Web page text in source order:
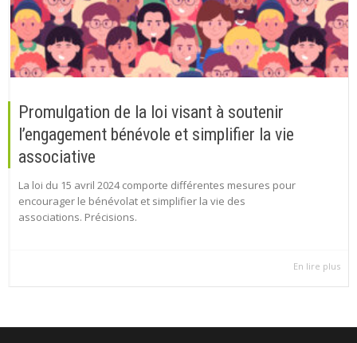
Promulgation de la loi visant à soutenir
l’engagement bénévole et simplifier la vie
associative
La loi du 15 avril 2024 comporte différentes mesures pour
encourager le bénévolat et simplifier la vie des
associations. Précisions.
En lire plus